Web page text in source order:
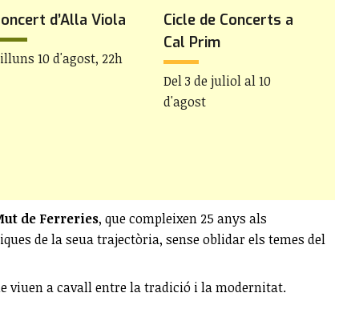
d’Alla Viola
10 d'agost, 22h
Cicle de Concerts a
Cal Prim
Del 3 de juliol al 10
d'agost
de Ferreries, que compleixen 25 anys als
de la seua trajectòria, sense oblidar els temes del
viuen a cavall entre la tradició i la modernitat.